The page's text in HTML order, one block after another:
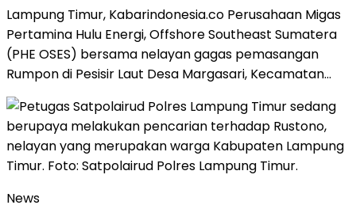
Lampung Timur, Kabarindonesia.co Perusahaan Migas
Pertamina Hulu Energi, Offshore Southeast Sumatera
(PHE OSES) bersama nelayan gagas pemasangan
Rumpon di Pesisir Laut Desa Margasari, Kecamatan…
News